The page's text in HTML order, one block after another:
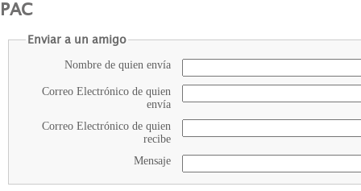
PAC
Enviar a un amigo
Nombre de quien envía
Correo Electrónico de quien
envía
Correo Electrónico de quien
recibe
Mensaje